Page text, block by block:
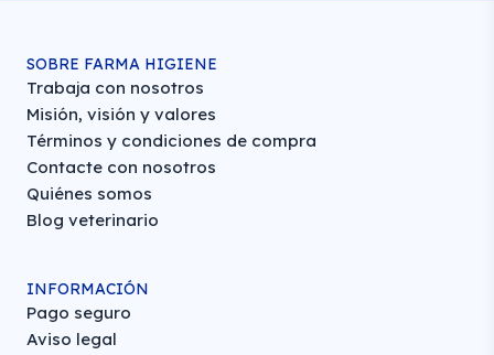
SOBRE FARMA HIGIENE
Trabaja con nosotros
Misión, visión y valores
Términos y condiciones de compra
Contacte con nosotros
Quiénes somos
Blog veterinario
INFORMACIÓN
Pago seguro
Aviso legal